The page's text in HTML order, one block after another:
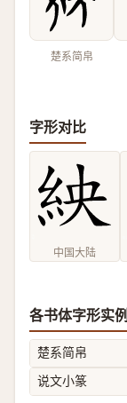
楚系简帛
字形对比
中国大陆
各书体字形实例
楚系简帛
说文小篆